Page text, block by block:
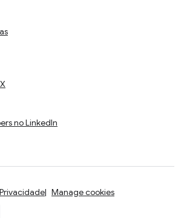
no LinkedIn
Privacidade Manage cookies